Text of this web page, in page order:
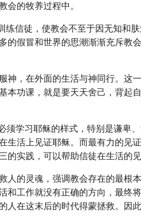
会的牧养过程中。
信徒，使教会不至于因无知和
假冒和世界的思潮渐渐充斥教
神，在外面的生活与神同行。这
功课，就是要天天舍己，背起
学习耶稣的样式，特别是谦卑
活上见证耶稣。而最有力的见
实践，可以帮助信徒在生活的
人的灵魂，强调教会存在的最根
工作就没有正确的方向，最终
在这末后的时代得蒙拯救。因